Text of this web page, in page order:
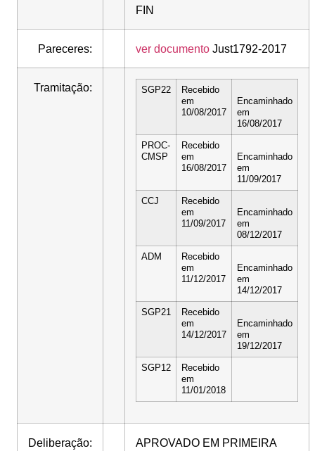
FIN
Pareceres: ver documento Just1792-2017
Tramitação: SGP22
Recebido
em
10/08/2017
Encaminhado
em
16/08/2017
PROC-
CMSP
Recebido
em
16/08/2017
Encaminhado
em
11/09/2017
CCJ
Recebido
em
11/09/2017
Encaminhado
em
08/12/2017
ADM
Recebido
em
11/12/2017
Encaminhado
em
14/12/2017
SGP21
Recebido
em
14/12/2017
Encaminhado
em
19/12/2017
SGP12
Recebido
em
11/01/2018
Deliberação: APROVADO EM PRIMEIRA